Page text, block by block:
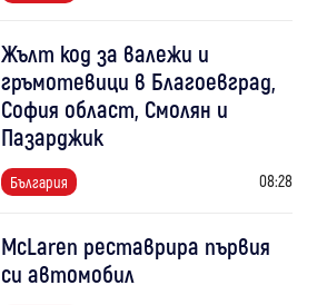
Жълт код за валежи и
гръмотевици в Благоевград,
София област, Смолян и
Пазарджик
България 08:28
McLaren реставрира първия
си автомобил